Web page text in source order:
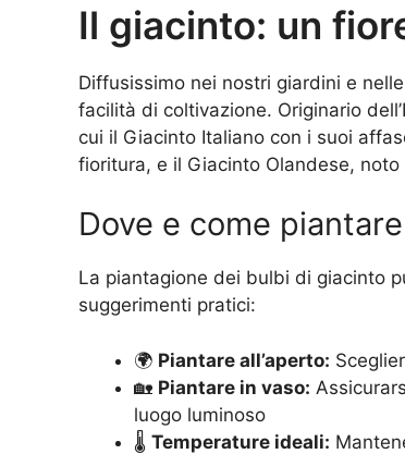
Il giacinto: un
Diffusissimo nei nostri giardini e
facilità di coltivazione. Originario
cui il Giacinto Italiano con i suoi
fioritura, e il Giacinto Olandese,
Dove e come
La piantagione dei bulbi di giacinto
suggerimenti pratici:
🌍 Piantare all’aperto:
🏡 Piantare in vaso:
luogo luminoso
🌡️ Temperature ideali: